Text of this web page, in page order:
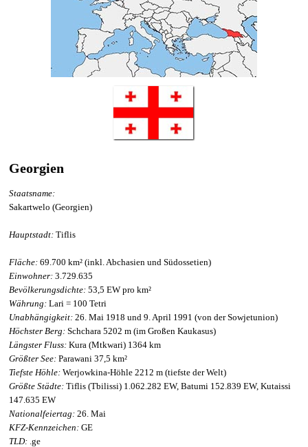
Georgien
Staatsname:
Sakartwelo (Georgien)
Hauptstadt: Tiflis
Fläche: 69.700 km² (inkl. Abchasien und Südossetien)
Einwohner: 3.729.635
Bevölkerungsdichte: 53,5 EW pro km²
Währung: Lari = 100 Tetri
Unabhängigkeit: 26. Mai 1918 und 9. April 1991 (von der Sowjetunion)
Höchster Berg: Schchara 5202 m (im Großen Kaukasus)
Längster Fluss: Kura (Mtkwari) 1364 km
Größter See: Parawani 37,5 km²
Tiefste Höhle: Werjowkina-Höhle 2212 m (tiefste der Welt)
Größte Städte: Tiflis (Tbilissi) 1.062.282 EW, Batumi 152.839 EW, Kutaissi
147.635 EW
Nationalfeiertag: 26. Mai
KFZ-Kennzeichen: GE
TLD: .ge